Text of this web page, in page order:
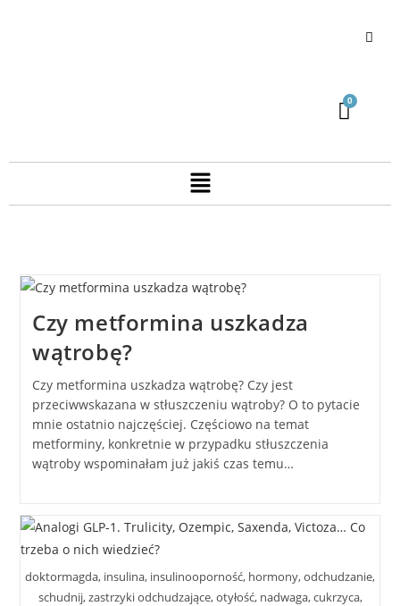
Czy metformina uszkadza
wątrobę?
Czy metformina uszkadza wątrobę? Czy jest
przeciwwskazana w stłuszczeniu wątroby? O to pytacie
mnie ostatnio najczęściej. Częściowo na temat
metforminy, konkretnie w przypadku stłuszczenia
wątroby wspominałam już jakiś czas temu…
doktormagda, insulina, insulinooporność, hormony, odchudzanie,
schudnij, zastrzyki odchudzające, otyłość, nadwaga, cukrzyca,